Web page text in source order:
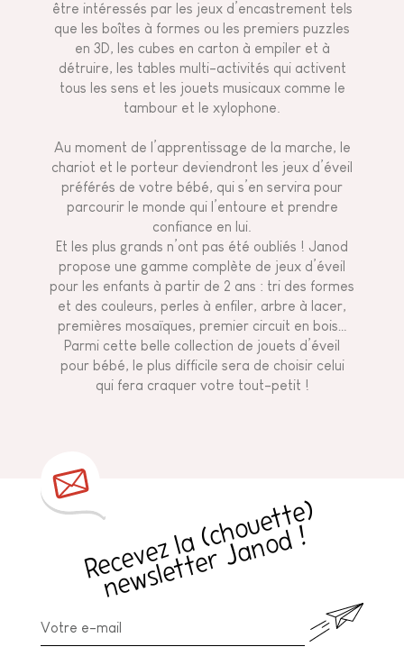
être intéressés par les jeux d’encastrement tels
que les boîtes à formes ou les premiers puzzles
en 3D, les cubes en carton à empiler et à
détruire, les tables multi-activités qui activent
tous les sens et les jouets musicaux comme le
tambour et le xylophone.
Au moment de l’apprentissage de la marche, le
chariot et le porteur deviendront les jeux d’éveil
préférés de votre bébé, qui s’en servira pour
parcourir le monde qui l’entoure et prendre
confiance en lui.
Et les plus grands n’ont pas été oubliés ! Janod
propose une gamme complète de jeux d’éveil
pour les enfants à partir de 2 ans : tri des formes
et des couleurs, perles à enfiler, arbre à lacer,
premières mosaïques, premier circuit en bois…
Parmi cette belle collection de jouets d’éveil
pour bébé, le plus difficile sera de choisir celui
qui fera craquer votre tout-petit !
R
e
c
e
v
e
z
l
a
(
c
h
o
u
e
t
t
e
)
n
e
w
sl
e
t
t
e
r
J
a
n
o
d
!